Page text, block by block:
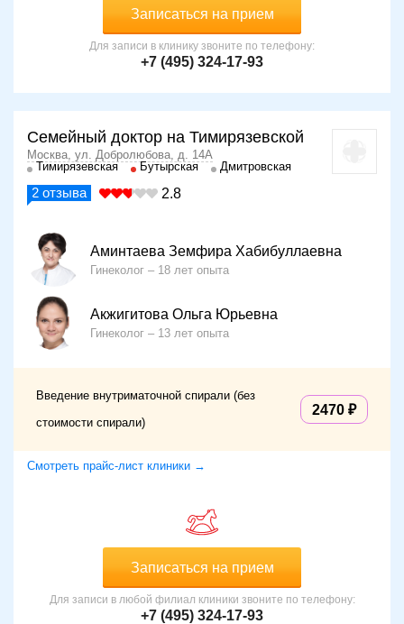
Записаться на прием
Для записи в клинику звоните по телефону:
+7 (495) 324-17-93
Семейный доктор на Тимирязевской
Москва, ул. Добролюбова, д. 14А
Тимирязевская
Бутырская Дмитровская
2 отзыва 2.8
Аминтаева Земфира Хабибуллаевна
Гинеколог 18 лет опыта
Акжигитова Ольга Юрьевна
Гинеколог 13 лет опыта
Введение внутриматочной спирали (без
стоимости спирали)
2470
Смотреть прайс-лист клиники →
Записаться на прием
Для записи в любой филиал клиники звоните по телефону:
+7 (495) 324-17-93